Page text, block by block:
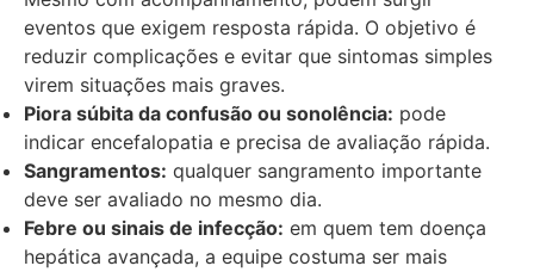
eventos que exigem resposta rápida. O objetivo é
reduzir complicações e evitar que sintomas simples
virem situações mais graves.
Piora súbita da confusão ou sonolência: pode
indicar encefalopatia e precisa de avaliação rápida.
Sangramentos: qualquer sangramento importante
deve ser avaliado no mesmo dia.
Febre ou sinais de infecção: em quem tem doença
hepática avançada, a equipe costuma ser mais